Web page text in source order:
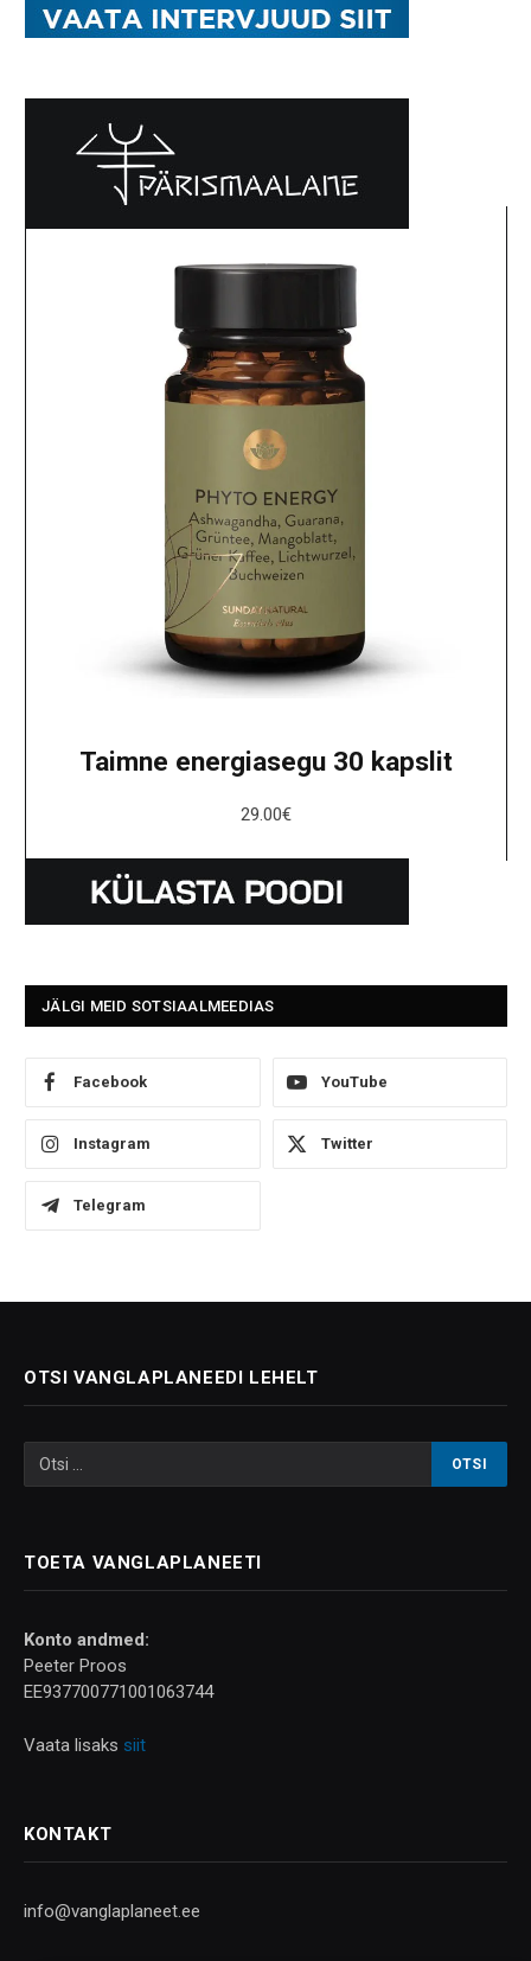
Taimne energiasegu 30 kapslit
29.00€
JÄLGI MEID SOTSIAALMEEDIAS
Facebook YouTube
Instagram Twitter
Telegram
OTSI VANGLAPLANEEDI LEHELT
TOETA VANGLAPLANEETI
Konto andmed:
Peeter Proos
EE937700771001063744
Vaata lisaks siit
KONTAKT
info@vanglaplaneet.ee